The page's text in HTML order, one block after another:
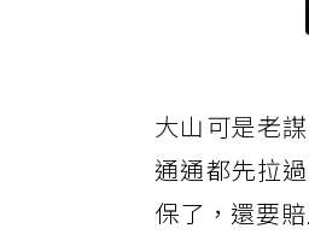
大山可是老謀
通通都先拉
保了，還要